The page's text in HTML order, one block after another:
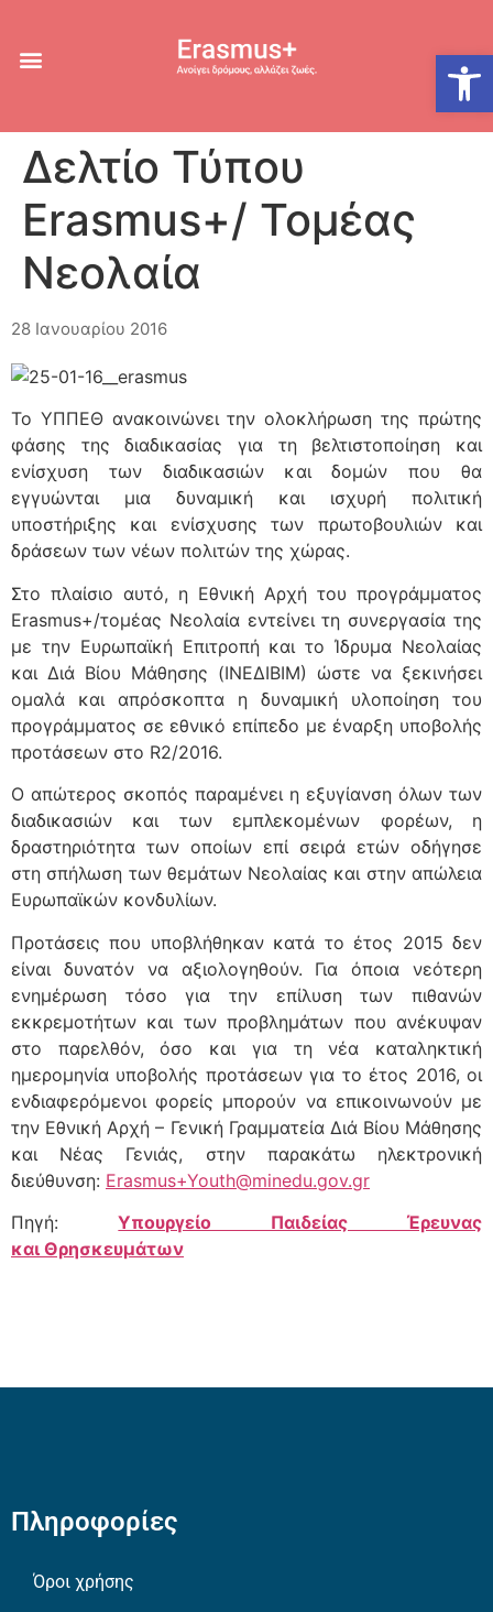
Δελτίο Τύπου
Erasmus+/ Τομέας
Νεολαία
28 Ιανουαρίου 2016
Το ΥΠΠΕΘ ανακοινώνει την ολοκλήρωση της πρώτης
φάσης της διαδικασίας για τη βελτιστοποίηση και
ενίσχυση των διαδικασιών και δομών που θα
εγγυώνται μια δυναμική και ισχυρή πολιτική
υποστήριξης και ενίσχυσης των πρωτοβουλιών και
δράσεων των νέων πολιτών της χώρας.
Στο πλαίσιο αυτό, η Εθνική Αρχή του προγράμματος
Erasmus+/τομέας Νεολαία εντείνει τη συνεργασία της
με την Ευρωπαϊκή Επιτροπή και το Ίδρυμα Νεολαίας
και Διά Βίου Μάθησης (ΙΝΕΔΙΒΙΜ) ώστε να ξεκινήσει
ομαλά και απρόσκοπτα η δυναμική υλοποίηση του
προγράμματος σε εθνικό επίπεδο με έναρξη υποβολής
προτάσεων στο R2/2016.
O απώτερος σκοπός παραμένει η εξυγίανση όλων των
διαδικασιών και των εμπλεκομένων φορέων, η
δραστηριότητα των οποίων επί σειρά ετών οδήγησε
στη σπήλωση των θεμάτων Νεολαίας και στην απώλεια
Ευρωπαϊκών κονδυλίων.
Προτάσεις που υποβλήθηκαν κατά το έτος 2015 δεν
είναι δυνατόν να αξιολογηθούν. Για όποια νεότερη
ενημέρωση τόσο για την επίλυση των πιθανών
εκκρεμοτήτων και των προβλημάτων που ανέκυψαν
στο παρελθόν, όσο και για τη νέα καταληκτική
ημερομηνία υποβολής προτάσεων για το έτος 2016, οι
ενδιαφερόμενοι φορείς μπορούν να επικοινωνούν με
την Εθνική Αρχή – Γενική Γραμματεία Διά Βίου Μάθησης
και Νέας Γενιάς, στην παρακάτω ηλεκτρονική
διεύθυνση: Erasmus+Youth@minedu.gov.gr
Πηγή:Υπουργείο Παιδείας Έρευνας
και Θρησκευμάτων
Πληροφορίες
Όροι χρήσης